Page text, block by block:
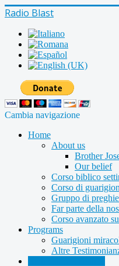
Radio Blast
Cambia navigazione
Home
About us
Brother
Our belief
Corso biblico
Corso di
Gruppo di
Far parte della
Corso avanzato
Programs
Guarigioni
Altre